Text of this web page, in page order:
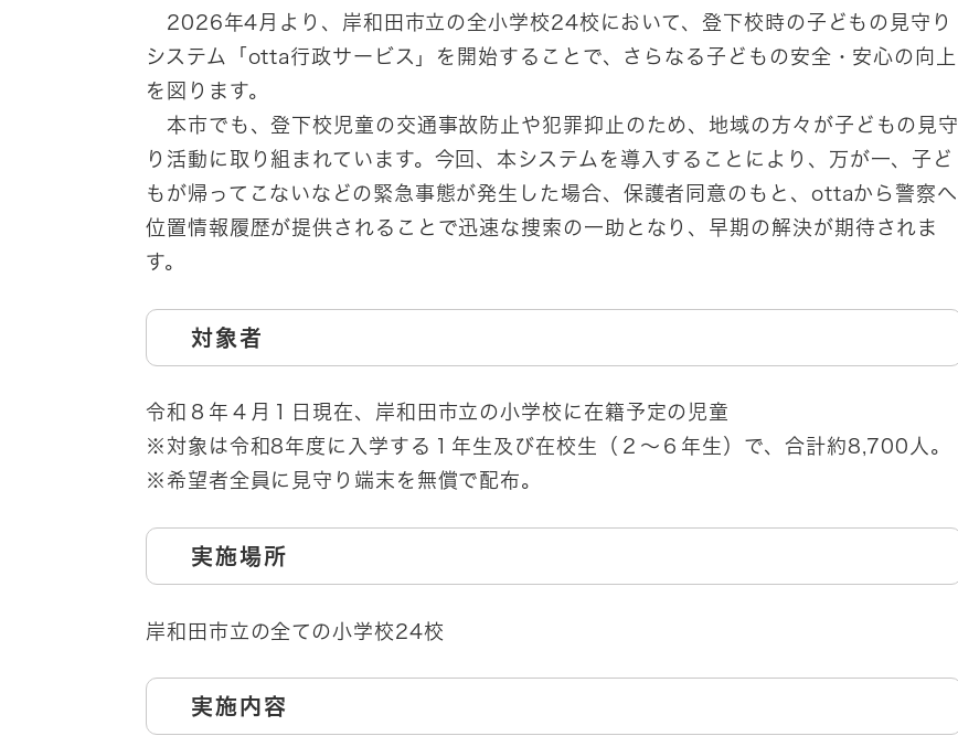
2026年4月より、岸和田市立の全小学校24校において、登下校時の子どもの見守り
システム「otta行政サービス」を開始することで、さらなる子どもの安全・安心の向上
を図ります。
本市でも、登下校児童の交通事故防止や犯罪抑止のため、地域の方々が子どもの見守
り活動に取り組まれています。今回、本システムを導入することにより、万が一、子ど
もが帰ってこないなどの緊急事態が発生した場合、保護者同意のもと、ottaから警察へ
位置情報履歴が提供されることで迅速な捜索の一助となり、早期の解決が期待されま
す。
対象者
令和８年４月１日現在、岸和田市立の小学校に在籍予定の児童
※対象は令和8年度に入学する１年生及び在校生（２～６年生）で、合計約8,700人。
※希望者全員に見守り端末を無償で配布。
実施場所
岸和田市立の全ての小学校24校
実施内容